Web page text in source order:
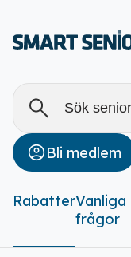
Alla
Bli medlem
RabatterVanliga
frågor